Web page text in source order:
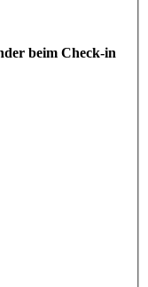
beim Check-in